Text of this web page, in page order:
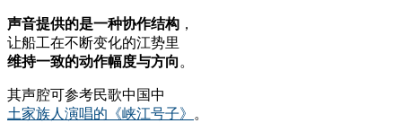
声音提供的是一种协作结构 ，
让船工在不断变化的江势里
维持一致的动作幅度与方向 。
其声腔可参考民歌中国中
土家族人演唱的《峡江号子》
。